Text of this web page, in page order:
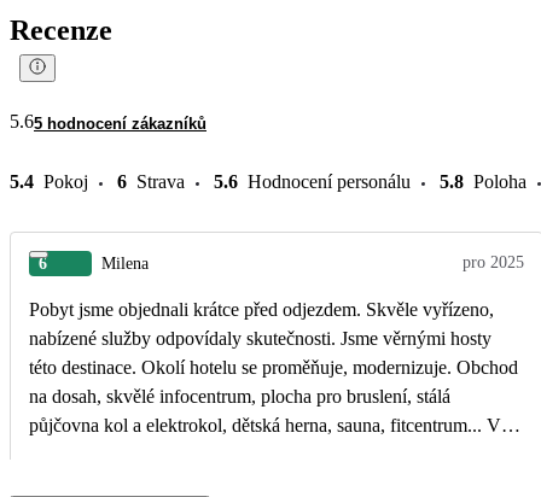
Recenze
5.65 hodnocení zákazníků
5.4 Pokoj 6 Strava 5.6 Hodnocení personálu 5.8 Poloha
6 Milena pro 2025
Pobyt jsme objednali krátce před odjezdem. Skvěle vyřízeno,
nabízené služby odpovídaly skutečnosti. Jsme věrnými hosty
této destinace. Okolí hotelu se proměňuje, modernizuje. Obchod
na dosah, skvělé infocentrum, plocha pro bruslení, stálá
půjčovna kol a elektrokol, dětská herna, sauna, fitcentrum... V